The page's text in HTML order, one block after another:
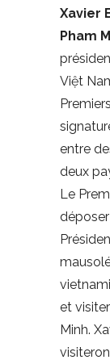
Xavier
Pham
Việt
entre
deux
Le
et
Minh.